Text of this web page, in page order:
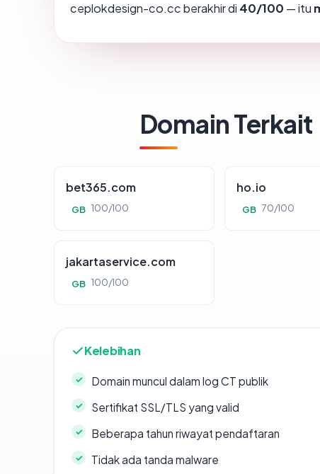
ceplokdesign-co.cc berakhir di 40/100 — itu
Domain Terkait
bet365.com
GB 100/100
ho.io
GB 70/100
jakartaservice.com
GB 100/100
Kelebihan
Domain muncul dalam log CT publik
Sertifikat SSL/TLS yang valid
Beberapa tahun riwayat pendaftaran
Tidak ada tanda malware